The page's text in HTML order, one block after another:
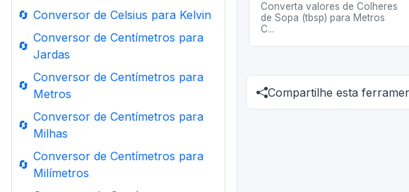
🔄 Conversor de Celsius para Kelvin
🔄
Conversor de Centímetros para
Jardas
🔄
Conversor de Centímetros para
Metros
🔄
Conversor de Centímetros para
Milhas
🔄
Conversor de Centímetros para
Milímetros
Converta valores de Colheres
de Sopa (tbsp) para Metros
C...
Compartilhe esta